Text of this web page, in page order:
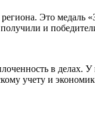
Это медаль
и
в делах. У
учету и